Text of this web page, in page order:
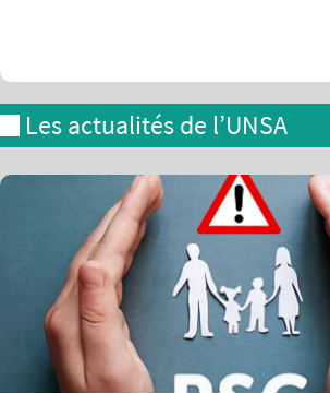
Les actualités de l’UNSA